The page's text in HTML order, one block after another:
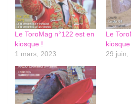
Le ToroMag n°122 est en
kiosque !
1 mars, 2023
Le
kiosque
29 juin,